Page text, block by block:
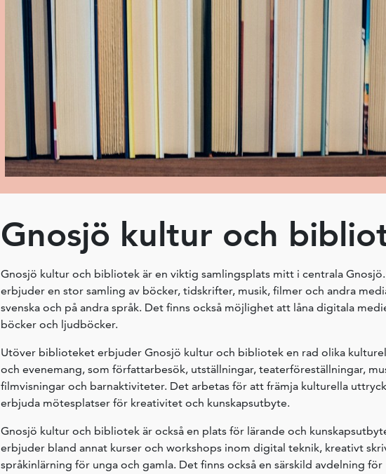
Gnosjö kultur och
Gnosjö kultur och bibliotek är en viktig samlingsplats mitt i centrala
erbjuder en stor samling av böcker, tidskrifter, musik, filmer och andra
svenska och på andra språk. Det finns också möjlighet att låna digitala
böcker och ljudböcker.
Utöver biblioteket erbjuder Gnosjö kultur och bibliotek en rad olika
och evenemang, som författarbesök, utställningar, teaterföreställningar,
filmvisningar och barnaktiviteter. Det arbetas för att främja kulturella
erbjuda mötesplatser för kreativitet och kunskapsutbyte.
Gnosjö kultur och bibliotek är också en plats för lärande och
erbjuder bland annat kurser och workshops inom digital teknik, kreativt
språkinlärning för unga och gamla. Det finns också en särskild avdelning för